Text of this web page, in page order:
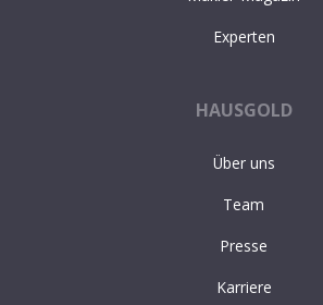
Experten
HAUSGOLD
Über uns
Team
Presse
Karriere